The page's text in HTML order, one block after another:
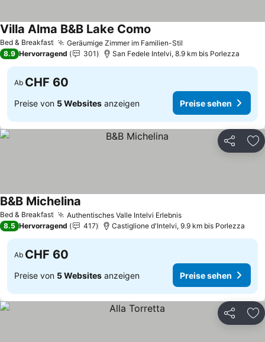
Bed & Breakfast Geräumige Zimmer im Familien-Stil
Villa Alma B&B Lake Como
8.9 Hervorragend 301 San Fedele Intelvi, 8.9 km bis Porlezza
Ab CHF 60
Preise von 5 Websites anzeigen Preise sehen
Teilen
Bed & Breakfast Authentisches Valle Intelvi ErlebnisPreise sehen
B&B Michelina
8.5 Hervorragend 417 Castiglione d'Intelvi, 9.9 km bis Porlezza
Ab CHF 60
Preise von 5 Websites anzeigen Preise sehen
Teilen